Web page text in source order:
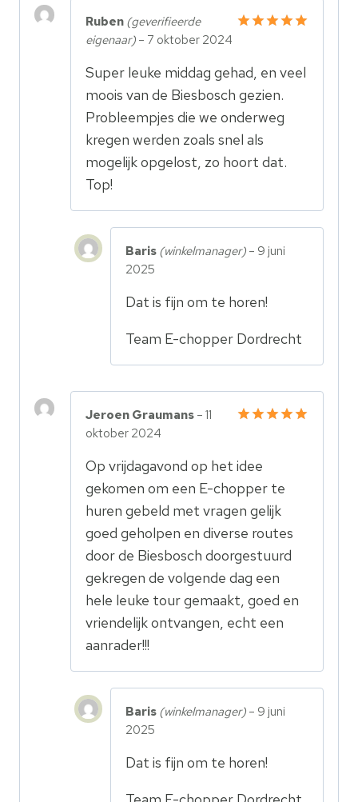
Ruben (geverifieerde
eigenaar) – 7 oktober 2024
Super leuke middag gehad, en veel
moois van de Biesbosch gezien.
Probleempjes die we onderweg
kregen werden zoals snel als
mogelijk opgelost, zo hoort dat.
Top!
Baris (winkelmanager) – 9 juni
2025
Dat is fijn om te horen!
Team E-chopper Dordrecht
Jeroen Graumans – 11
oktober 2024
Op vrijdagavond op het idee
gekomen om een E-chopper te
huren gebeld met vragen gelijk
goed geholpen en diverse routes
door de Biesbosch doorgestuurd
gekregen de volgende dag een
hele leuke tour gemaakt, goed en
vriendelijk ontvangen, echt een
aanrader!!!
Baris (winkelmanager) – 9 juni
2025
Dat is fijn om te horen!